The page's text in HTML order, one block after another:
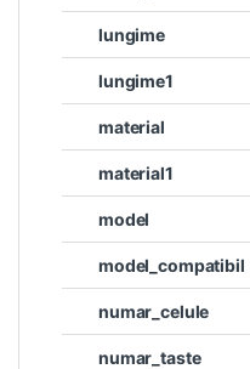
lungime
lungime1
material
material1
model
model_compatibil
numar_celule
numar_taste